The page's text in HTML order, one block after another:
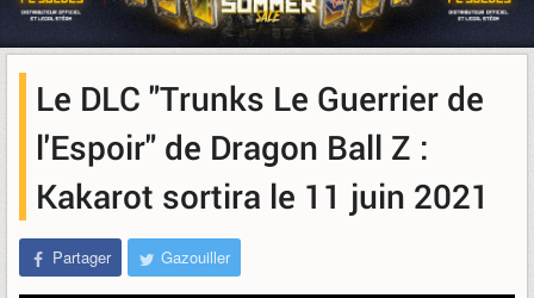
Le DLC "Trunks Le Guerrier de
l'Espoir" de Dragon Ball Z :
Kakarot sortira le 11 juin 2021
Partager Gazouiller